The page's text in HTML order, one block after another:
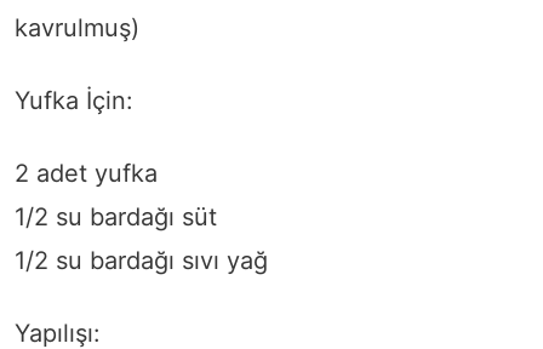
kavrulmuş)
Yufka İçin:
2 adet yufka
1/2 su bardağı süt
1/2 su bardağı sıvı yağ
Yapılışı: